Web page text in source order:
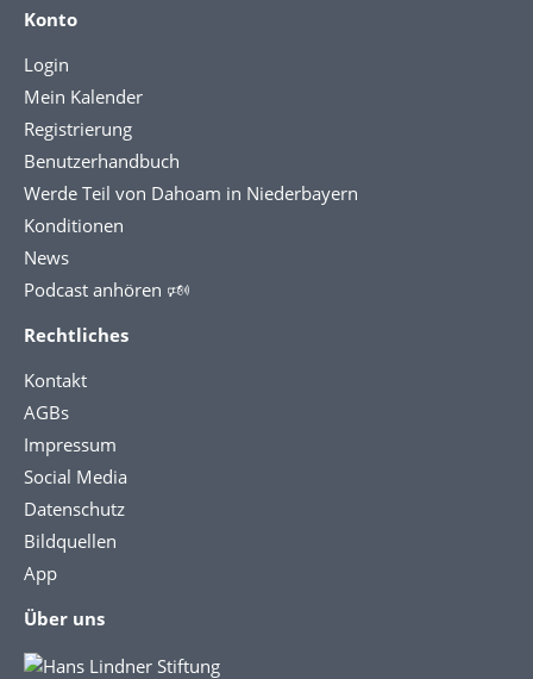
Konto
Login
Mein Kalender
Registrierung
Benutzerhandbuch
Werde Teil von Dahoam in Niederbayern
Konditionen
News
Podcast anhören 🕬
Rechtliches
Kontakt
AGBs
Impressum
Social Media
Datenschutz
Bildquellen
App
Über uns